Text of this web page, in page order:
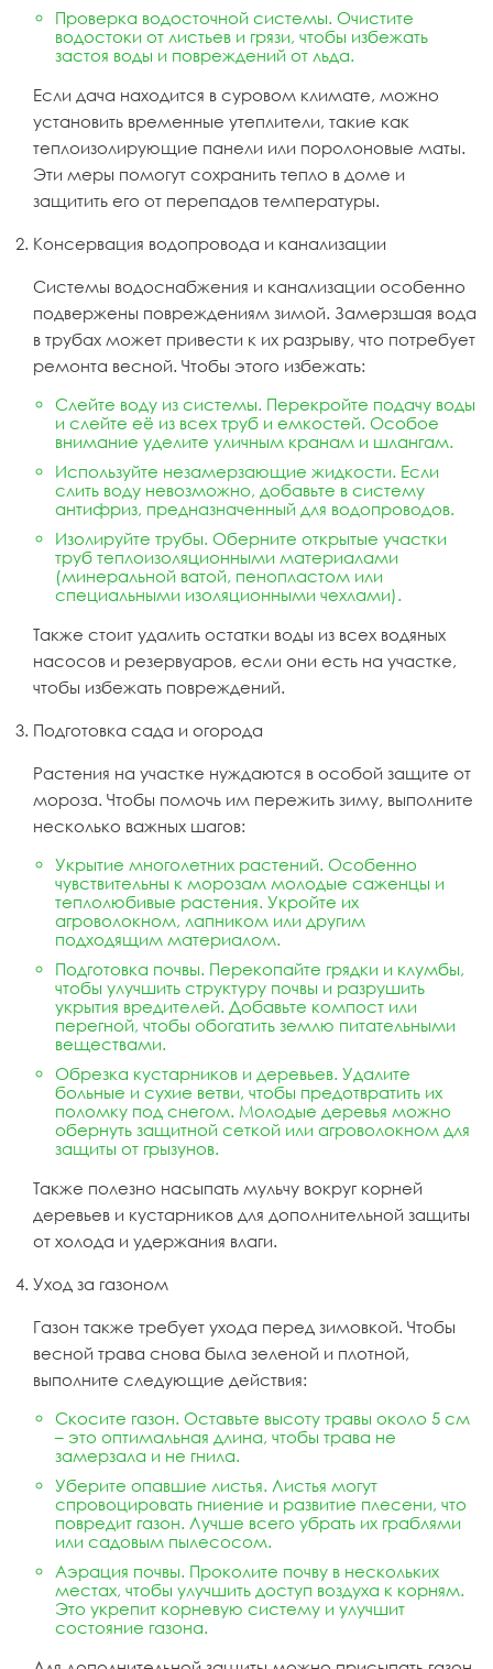
Проверка водосточной системы. Очистите
водостоки от листьев и грязи, чтобы избежать
застоя воды и повреждений от льда.
Если дача находится в суровом климате, можно
установить временные утеплители, такие как
теплоизолирующие панели или поролоновые маты.
Эти меры помогут сохранить тепло в доме и
защитить его от перепадов температуры.
Консервация водопровода и канализации
Системы водоснабжения и канализации особенно
подвержены повреждениям зимой. Замерзшая вода
в трубах может привести к их разрыву, что потребует
ремонта весной. Чтобы этого избежать:
Слейте воду из системы. Перекройте подачу воды
и слейте её из всех труб и емкостей. Особое
внимание уделите уличным кранам и шлангам.
Используйте незамерзающие жидкости. Если
слить воду невозможно, добавьте в систему
антифриз, предназначенный для водопроводов.
Изолируйте трубы. Оберните открытые участки
труб теплоизоляционными материалами
(минеральной ватой, пенопластом или
специальными изоляционными чехлами).
Также стоит удалить остатки воды из всех водяных
насосов и резервуаров, если они есть на участке,
чтобы избежать повреждений.
Подготовка сада и огорода
Растения на участке нуждаются в особой защите от
мороза. Чтобы помочь им пережить зиму, выполните
несколько важных шагов:
Укрытие многолетних растений. Особенно
чувствительны к морозам молодые саженцы и
теплолюбивые растения. Укройте их
агроволокном, лапником или другим
подходящим материалом.
Подготовка почвы. Перекопайте грядки и клумбы,
чтобы улучшить структуру почвы и разрушить
укрытия вредителей. Добавьте компост или
перегной, чтобы обогатить землю питательными
веществами.
Обрезка кустарников и деревьев. Удалите
больные и сухие ветви, чтобы предотвратить их
поломку под снегом. Молодые деревья можно
обернуть защитной сеткой или агроволокном для
защиты от грызунов.
Также полезно насыпать мульчу вокруг корней
деревьев и кустарников для дополнительной защиты
от холода и удержания влаги.
Уход за газоном
Газон также требует ухода перед зимовкой. Чтобы
весной трава снова была зеленой и плотной,
выполните следующие действия:
Скосите газон. Оставьте высоту травы около 5 см
– это оптимальная длина, чтобы трава не
замерзала и не гнила.
Уберите опавшие листья. Листья могут
спровоцировать гниение и развитие плесени, что
повредит газон. Лучше всего убрать их граблями
или садовым пылесосом.
Аэрация почвы. Проколите почву в нескольких
местах, чтобы улучшить доступ воздуха к корням.
Это укрепит корневую систему и улучшит
состояние газона.